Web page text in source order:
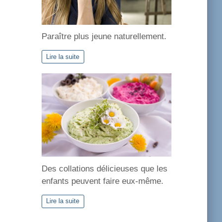
Paraître plus jeune naturellement.
Lire la suite
Des collations délicieuses que les
enfants peuvent faire eux-même.
Lire la suite